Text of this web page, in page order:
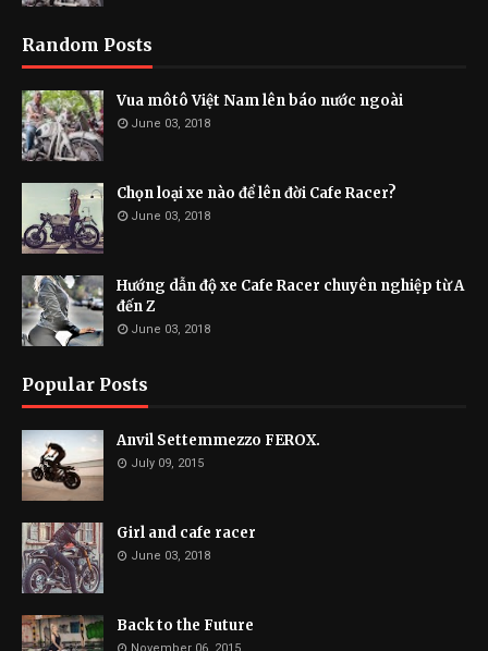
Random Posts
Vua môtô Việt Nam lên báo nước ngoài
June 03, 2018
Chọn loại xe nào để lên đời Cafe Racer?
June 03, 2018
Hướng dẫn độ xe Cafe Racer chuyên nghiệp từ A
đến Z
June 03, 2018
Popular Posts
Anvil Settemmezzo FEROX.
July 09, 2015
Girl and cafe racer
June 03, 2018
Back to the Future